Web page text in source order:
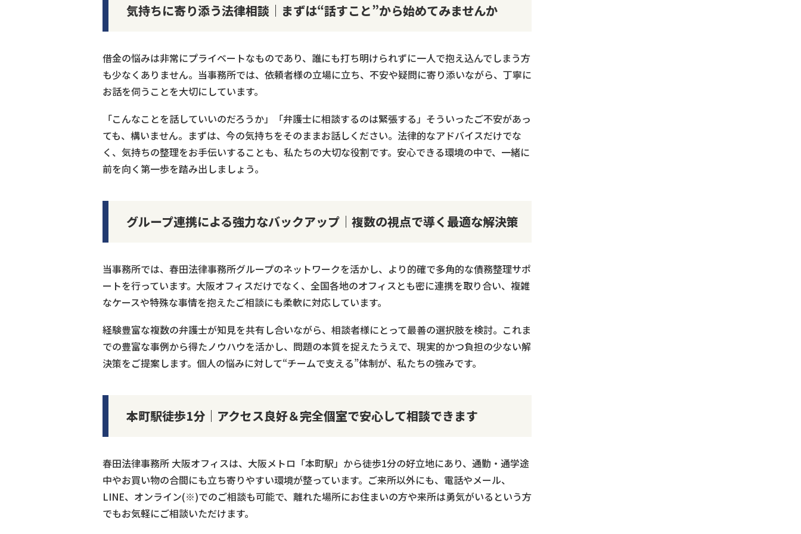
気持ちに寄り添う法律相談｜まずは“話すこと”から始めてみませんか
借金の悩みは非常にプライベートなものであり、誰にも打ち明けられずに一人で抱え込んでしまう方
も少なくありません。当事務所では、依頼者様の立場に立ち、不安や疑問に寄り添いながら、丁寧に
お話を伺うことを大切にしています。
「こんなことを話していいのだろうか」「弁護士に相談するのは緊張する」そういったご不安があっ
ても、構いません。まずは、今の気持ちをそのままお話しください。法律的なアドバイスだけでな
く、気持ちの整理をお手伝いすることも、私たちの大切な役割です。安心できる環境の中で、一緒に
前を向く第一歩を踏み出しましょう。
グループ連携による強力なバックアップ｜複数の視点で導く最適な解決策
当事務所では、春田法律事務所グループのネットワークを活かし、より的確で多角的な債務整理サポ
ートを行っています。大阪オフィスだけでなく、全国各地のオフィスとも密に連携を取り合い、複雑
なケースや特殊な事情を抱えたご相談にも柔軟に対応しています。
経験豊富な複数の弁護士が知見を共有し合いながら、相談者様にとって最善の選択肢を検討。これま
での豊富な事例から得たノウハウを活かし、問題の本質を捉えたうえで、現実的かつ負担の少ない解
決策をご提案します。個人の悩みに対して“チームで支える”体制が、私たちの強みです。
本町駅徒歩1分｜アクセス良好＆完全個室で安心して相談できます
春田法律事務所 大阪オフィスは、大阪メトロ「本町駅」から徒歩1分の好立地にあり、通勤・通学途
中やお買い物の合間にも立ち寄りやすい環境が整っています。ご来所以外にも、電話やメール、
LINE、オンライン(※)でのご相談も可能で、離れた場所にお住まいの方や来所は勇気がいるという方
でもお気軽にご相談いただけます。